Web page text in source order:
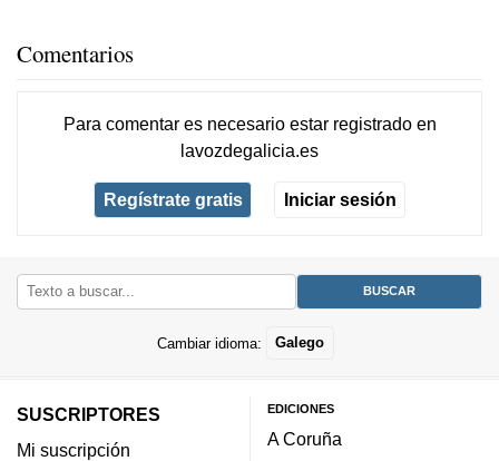
Comentarios
Para comentar es necesario estar registradoen
lavozdegalicia.es
Regístrate gratis Iniciar sesión
Cambiar idioma: Galego
SUSCRIPTORES
Mi suscripción
EDICIONES
A Coruña